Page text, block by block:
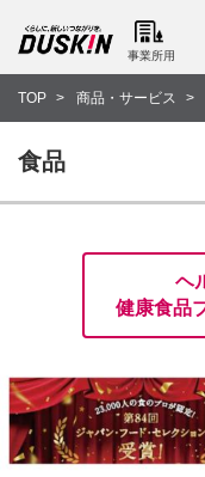
事業所用
TOP 商品・サービス
食品
ヘ
健康食品